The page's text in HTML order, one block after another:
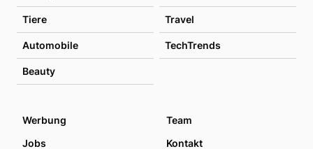
Tiere Travel
Automobile TechTrends
Beauty
Werbung
Team
Jobs
Kontakt